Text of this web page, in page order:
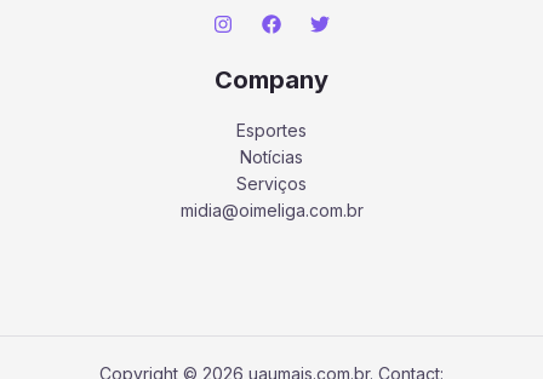
Company
Esportes
Notícias
Serviços
midia@oimeliga.com.br
Copyright © 2026 uaumais.com.br. Contact: